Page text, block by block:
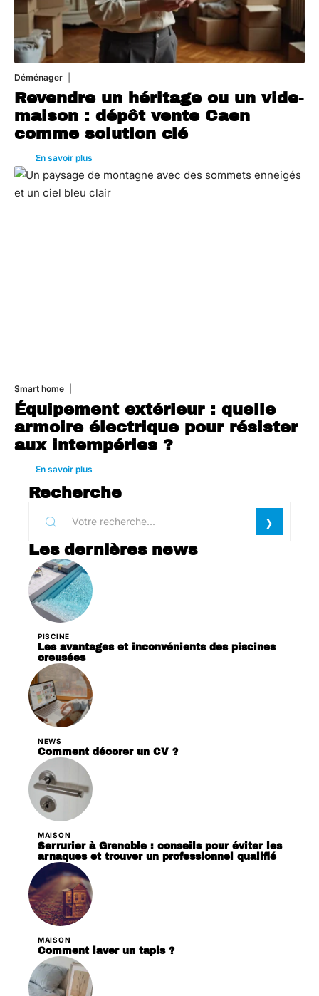
Déménager
Revendre un héritage ou un vide-
maison : dépôt vente Caen
comme solution clé
En savoir plus
Smart home
Équipement extérieur : quelle
armoire électrique pour résister
aux intempéries ?
En savoir plus
Recherche
Les dernières news
PISCINE
Les avantages et inconvénients des piscines
creusées
NEWS
Comment décorer un CV ?
MAISON
Serrurier à Grenoble : conseils pour éviter les
arnaques et trouver un professionnel qualifié
MAISON
Comment laver un tapis ?